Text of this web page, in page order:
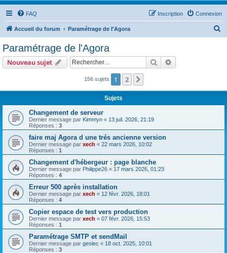
FAQ Connexion
Inscription
Accueil du forum Paramétrage de l'Agora
Paramétrage de l'Agora
Nouveau sujet Rechercher
156 sujets 1 2
Sujets
Changement de serveur
Dernier message par Kimmyn « 13 juil. 2026, 21:19
Réponses : 3
faire maj Agora d une trés ancienne version
Dernier message par xech « 22 mars 2026, 10:02
Réponses : 1
Changement d'hébergeur : page blanche
Dernier message par Philippe26 « 17 mars 2026, 01:23
Réponses : 4
Erreur 500 après installation
Dernier message par xech « 12 févr. 2026, 18:01
Réponses : 4
Copier espace de test vers production
Dernier message par xech « 07 févr. 2026, 15:53
Réponses : 1
Paramétrage SMTP et sendMail
Dernier message par geslec « 18 oct. 2025, 10:01
Réponses : 3